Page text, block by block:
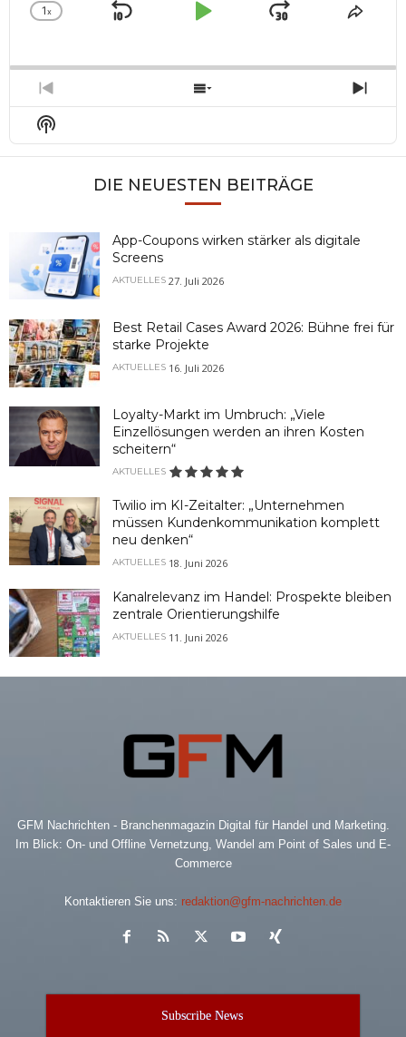
Change
1x
Skip
Play
Jump
Share
Previous
Episode
Show
Episodes
Next
Show
Podcast
Information
DIE NEUESTEN BEITRÄGE
App-Coupons wirken stärker als digitale
Screens
AKTUELLES 27. Juli 2026
Best Retail Cases Award 2026: Bühne frei für
starke Projekte
AKTUELLES 16. Juli 2026
Loyalty-Markt im Umbruch: „Viele
Einzellösungen werden an ihren Kosten
scheitern“
AKTUELLES
Twilio im KI-Zeitalter: „Unternehmen
müssen Kundenkommunikation komplett
neu denken“
AKTUELLES 18. Juni 2026
Kanalrelevanz im Handel: Prospekte bleiben
zentrale Orientierungshilfe
AKTUELLES 11. Juni 2026
GFM Nachrichten - Branchenmagazin Digital für Handel und Marketing.
Im Blick: On- und Offline Vernetzung, Wandel am Point of Sales und E-
Commerce
Kontaktieren Sie uns: redaktion@gfm-nachrichten.de
Subscribe News